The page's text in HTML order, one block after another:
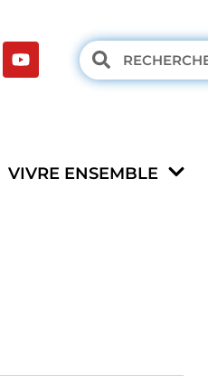
VIVRE ENSEMBLE